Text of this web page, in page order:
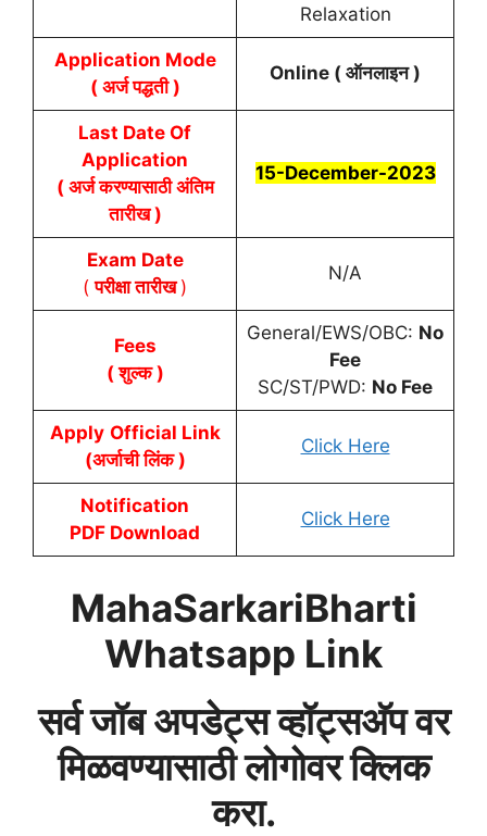
Relaxation
Application Mode
( अर्ज पद्धती )
Online ( ऑनलाइन )
Last Date Of
Application
( अर्ज करण्यासाठी अंतिम
तारीख )
15-December-2023
Exam Date
(परीक्षा तारीख)
N/A
Fees
( शुल्क )
General/EWS/OBC: No
Fee
SC/ST/PWD: No Fee
Apply Official Link
(अर्जाची लिंक )
Click Here
Notification
PDF Download
Click Here
MahaSarkariBharti
Whatsapp Link
सर्व जॉब अपडेट्स व्हॉट्सअ‍ॅप वर
मिळवण्यासाठी लोगोवर क्लिक
करा.